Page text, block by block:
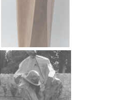
u otvorenoj prostornoj
standardizaciji tipa. Ali,
se oslobađa iz bloka
nabrekle skulpture koja
i umjesto ideje
određenog tipa, njega
ili volumen koji se ludički
me energija skrivena u
smislu.») Mnoga njegova